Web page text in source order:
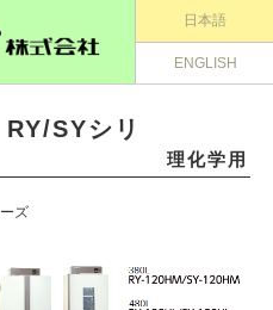
日本語
ENGLISH
SYシリ
理化学用
ズ